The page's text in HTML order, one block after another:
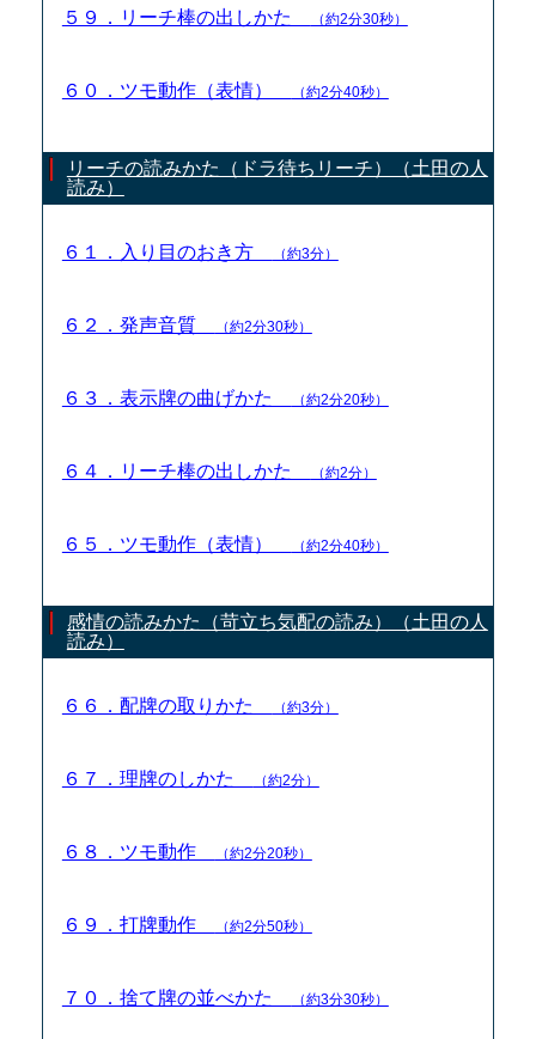
５９．リーチ棒の出しかた （約2分30秒）
６０．ツモ動作（表情） （約2分40秒）
リーチの読みかた（ドラ待ちリーチ）（土田の人
読み）
６１．入り目のおき方 （約3分）
６２．発声音質 （約2分30秒）
６３．表示牌の曲げかた （約2分20秒）
６４．リーチ棒の出しかた （約2分）
６５．ツモ動作（表情） （約2分40秒）
感情の読みかた（苛立ち気配の読み）（土田の人
読み）
６６．配牌の取りかた （約3分）
６７．理牌のしかた （約2分）
６８．ツモ動作 （約2分20秒）
６９．打牌動作 （約2分50秒）
７０．捨て牌の並べかた （約3分30秒）